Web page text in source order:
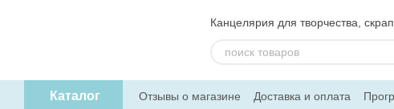
Канцелярия для творчества,
Каталог Отзывы о магазине Доставка и оплата